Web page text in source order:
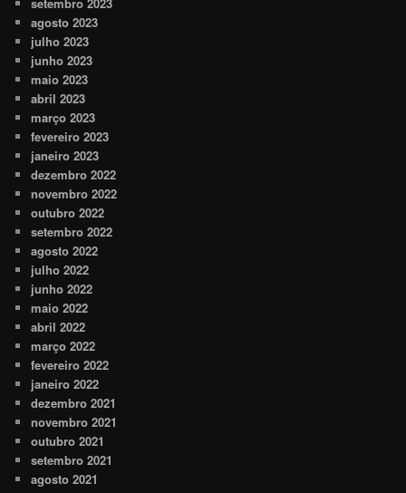
setembro 2023
agosto 2023
julho 2023
junho 2023
maio 2023
abril 2023
março 2023
fevereiro 2023
janeiro 2023
dezembro 2022
novembro 2022
outubro 2022
setembro 2022
agosto 2022
julho 2022
junho 2022
maio 2022
abril 2022
março 2022
fevereiro 2022
janeiro 2022
dezembro 2021
novembro 2021
outubro 2021
setembro 2021
agosto 2021